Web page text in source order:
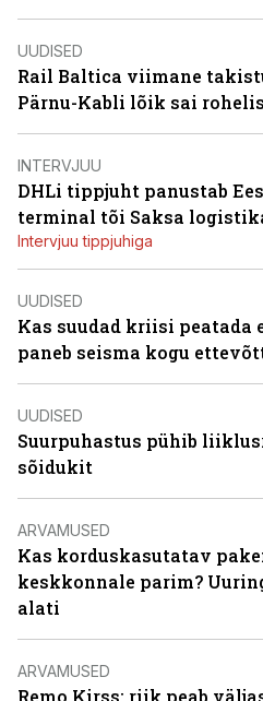
UUDISED
Rail Baltica viimane
Pärnu-Kabli lõik sai
INTERVJUU
DHLi tippjuht panustab
terminal tõi Saksa
Intervjuu tippjuhiga
UUDISED
Kas suudad kriisi peatada
paneb seisma kogu
UUDISED
Suurpuhastus pühib
sõidukit
ARVAMUSED
Kas korduskasutatav
keskkonnale parim?
alati
ARVAMUSED
Remo Kirss: riik peab